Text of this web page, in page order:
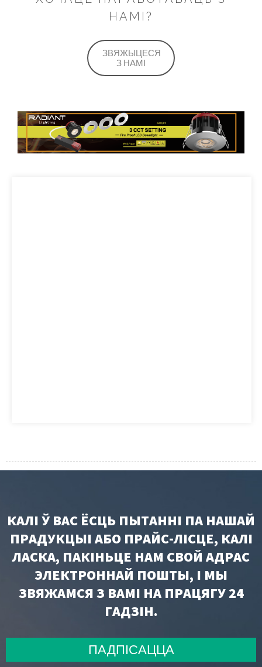
НАМІ?
ЗВЯЖЫЦЕСЯ
З НАМІ
КАЛІ Ў ВАС ЁСЦЬ ПЫТАННІ ПА НАШАЙ
ПРАДУКЦЫІ АБО ПРАЙС-ЛІСЦЕ, КАЛІ
ЛАСКА, ПАКІНЬЦЕ НАМ СВОЙ АДРАС
ЭЛЕКТРОННАЙ ПОШТЫ, І МЫ
ЗВЯЖАМСЯ З ВАМІ НА ПРАЦЯГУ 24
ГАДЗІН.
ПАДПІСАЦЦА